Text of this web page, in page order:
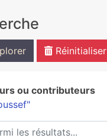
ou contributeurs
les résultats...